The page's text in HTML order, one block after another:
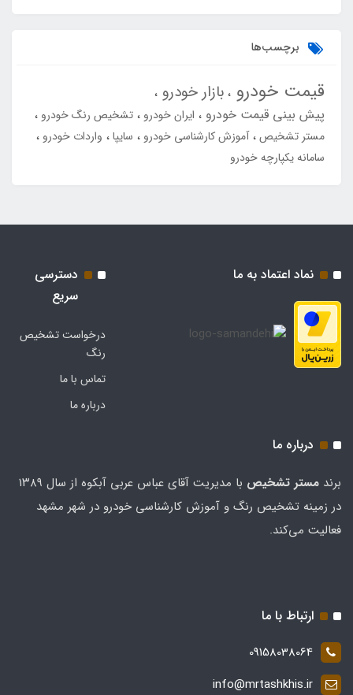
برچسب‌ها
قیمت خودرو بازار خودرو
پیش بینی قیمت خودرو ایران خودرو
تشخیص رنگ خودرو
مستر تشخیص آموزش کارشناسی خودرو سایپا
واردات خودرو
سامانه یکپارچه خودرو
نماد اعتماد به ما
دسترسی
سریع
درخواست تشخیص
رنگ
تماس با ما
درباره ما
درباره ما
برند مستر تشخيص
با مدیریت آقای عباس عربی آبکوه از سال ۱۳۸۹
در زمینه تشخیص رنگ و آموزش کارشناسی خودرو در شهر مشهد
فعالیت می‌کند.
ارتباط با ما
09158038064
info@mrtashkhis.ir